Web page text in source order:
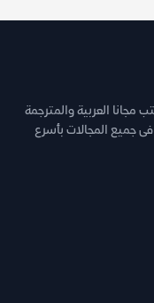
مجانا العربية والمترجمة
والروايات والقصص وغيرها من كتب مجانية pdf فى جميع المجالات بأسرع